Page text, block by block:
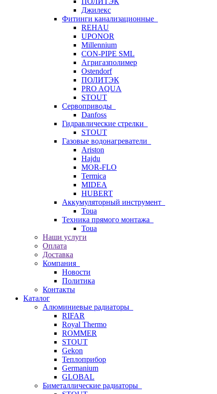
Джилекс
Фитинги канализационные
REHAU
UPONOR
Millennium
CON-PIPE SML
Агригазполимер
Ostendorf
ПОЛИТЭК
PRO AQUA
STOUT
Сервоприводы
Danfoss
Гидравлические стрелки
STOUT
Газовые водонагреватели
Ariston
Hajdu
MOR-FLO
Termica
MIDEA
HUBERT
Аккумуляторный инструмент
Toua
Техника прямого монтажа
Toua
Наши услуги
Оплата
Доставка
Компания
Новости
Политика
Контакты
Каталог
Алюминиевые радиаторы
RIFAR
Royal Thermo
ROMMER
STOUT
Gekon
Теплоприбор
Germanium
GLOBAL
Биметаллические радиаторы